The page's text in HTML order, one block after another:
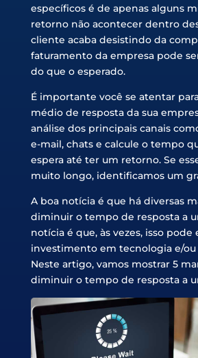
específicos é de apenas alguns
retorno não acontecer dentro
cliente acaba desistindo da
faturamento da empresa pode
do que o esperado.
É importante você se atentar
médio de resposta da sua
análise dos principais canais
e-mail, chats e calcule o tempo
espera até ter um retorno. Se
muito longo, identificamos um
A boa notícia é que há diversas
diminuir o tempo de resposta a
notícia é que, às vezes, isso pode
investimento em tecnologia e/ou
Neste artigo, vamos mostrar 5
diminuir o tempo de resposta a